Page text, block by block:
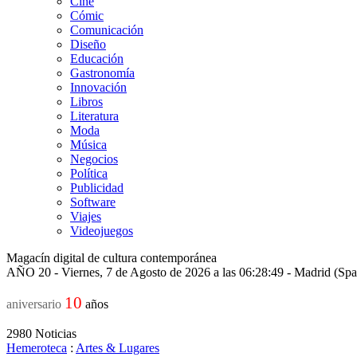
Cómic
Comunicación
Diseño
Educación
Gastronomía
Innovación
Libros
Literatura
Moda
Música
Negocios
Política
Publicidad
Software
Viajes
Videojuegos
Magacín digital de cultura contemporánea
AÑO 20 - Viernes, 7 de Agosto de 2026 a las 06:28:49 - Madrid
aniversario 10 años
2980 Noticias
Hemeroteca : Artes & Lugares